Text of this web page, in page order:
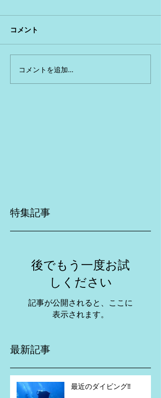
コメント
コメントを追加…
特集記事
後でもう一度お試
しください
記事が公開されると、ここに
表示されます。
最新記事
最近のダイビング‼️